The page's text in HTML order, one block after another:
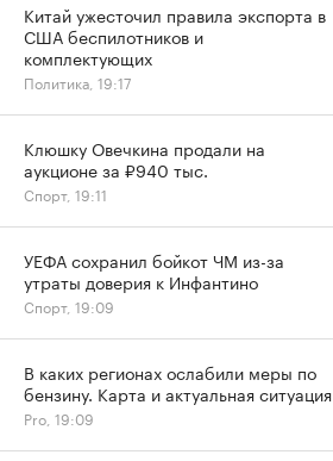
Китай ужесточил правила экспорта в
США беспилотников и
комплектующих
Политика, 19:17
Клюшку Овечкина продали на
аукционе за ₽940 тыс.
Спорт, 19:11
УЕФА сохранил бойкот ЧМ из-за
утраты доверия к Инфантино
Спорт, 19:09
В каких регионах ослабили меры по
бензину. Карта и актуальная ситуация
Pro, 19:09